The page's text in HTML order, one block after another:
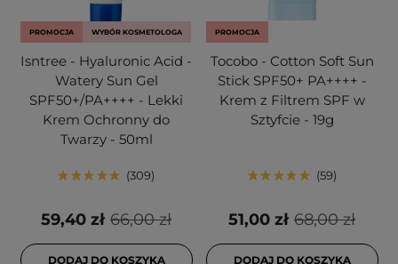
PROMOCJA WYBÓR KOSMETOLOGA
Isntree - Hyaluronic Acid -
Watery Sun Gel
SPF50+/PA++++ - Lekki
Krem Ochronny do
Twarzy - 50ml
309
66,00 zł
59,40 zł
DODAJ DO KOSZYKA
PROMOCJA
Tocobo - Cotton Soft Sun
Stick SPF50+ PA++++ -
Krem z Filtrem SPF w
Sztyfcie - 19g
59
68,00 zł
51,00 zł
DODAJ DO KOSZYKA